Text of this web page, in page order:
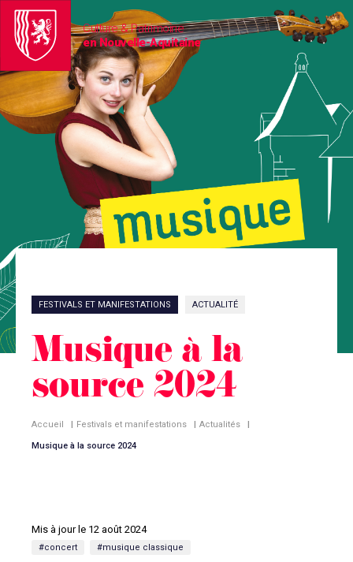
Culture & Patrimoine
en Nouvelle-Aquitaine
FESTIVALS ET MANIFESTATIONS ACTUALITÉ
Musique à la
source 2024
Accueil | Festivals et manifestations | Actualités |
Musique à la source 2024
Mis à jour le 12 août 2024
#concert #musique classique